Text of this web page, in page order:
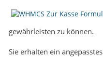
gewährleisten zu können.
Sie erhalten ein angepasstes